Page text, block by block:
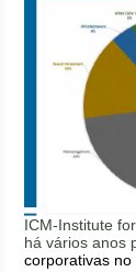
ICM-Institute
há vários anos
corporativas no